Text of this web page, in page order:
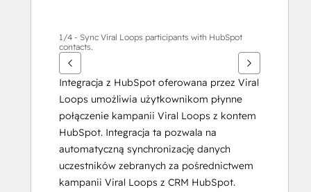
1/4 - Sync Viral Loops participants with HubSpot
contacts.
Integracja z HubSpot oferowana przez Viral
Loops umożliwia użytkownikom płynne
połączenie kampanii Viral Loops z kontem
HubSpot. Integracja ta pozwala na
automatyczną synchronizację danych
uczestników zebranych za pośrednictwem
kampanii Viral Loops z CRM HubSpot.